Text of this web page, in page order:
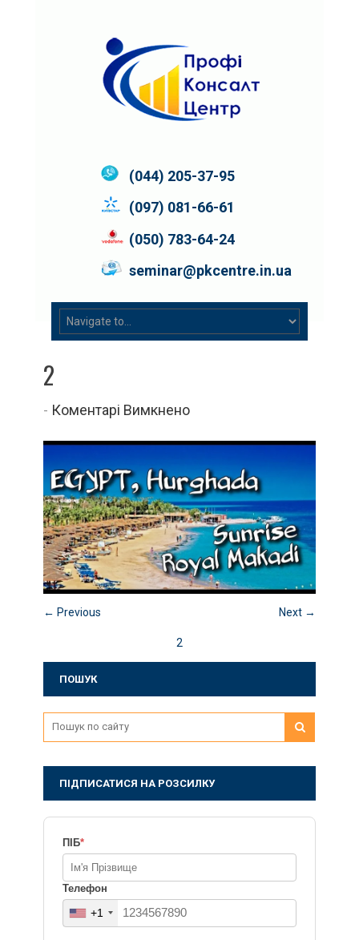
(044) 205-37-95
(097) 081-66-61
(050) 783-64-24
seminar@pkcentre.in.ua
2
- Коментарі Вимкненодо
2
← Previous Next →
2
ПОШУК
ПІДПИСАТИСЯ НА РОЗСИЛКУ
ПІБ*
Телефон
+1